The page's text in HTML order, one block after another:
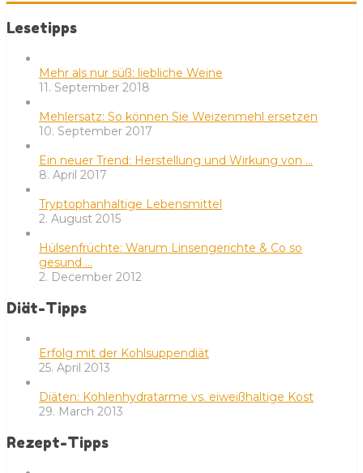
Lesetipps
Mehr als nur süß: liebliche Weine
11. September 2018
Mehlersatz: So können Sie Weizenmehl ersetzen
10. September 2017
Ein neuer Trend: Herstellung und Wirkung von …
8. April 2017
Tryptophanhaltige Lebensmittel
2. August 2015
Hülsenfrüchte: Warum Linsengerichte & Co so
gesund …
2. December 2012
Diät-Tipps
Erfolg mit der Kohlsuppendiät
25. April 2013
Diäten: Kohlenhydratarme vs. eiweißhaltige Kost
29. March 2013
Rezept-Tipps